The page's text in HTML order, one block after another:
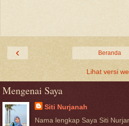
‹ Beranda
Lihat versi
Mengenai Saya
Siti Nurjanah
Nama lengkap Saya Siti